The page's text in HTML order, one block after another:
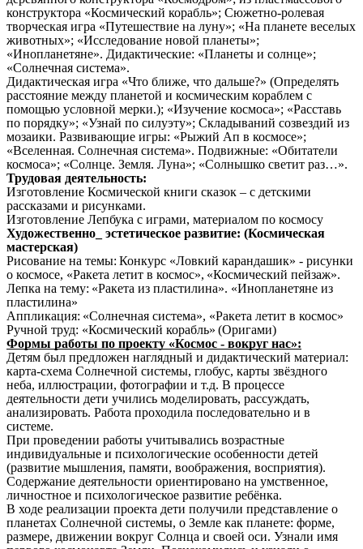
конструктора «Космический корабль»; Сюжетно-ролевая
творческая игра «Путешествие на луну»; «На планете веселых
животных»; «Исследование новой планеты»;
«Инопланетяне». Дидактические: «Планеты и солнце»;
«Солнечная система».
Дидактическая игра «Что ближе, что дальше?» (Определять
расстояние между планетой и космическим кораблем с
помощью условной мерки.); «Изучение космоса»; «Расставь
по порядку»; «Узнай по силуэту»; Складываний созвездий из
мозаики. Развивающие игры: «Рыжий Ап в космосе»;
«Вселенная. Солнечная система». Подвижные: «Обитатели
космоса»; «Солнце. Земля. Луна»; «Солнышко светит раз…».
Трудовая деятельность:
Изготовление Космической книги сказок – с детскими
рассказами и рисунками.
Изготовление Лепбука с играми, материалом по космосу
Художественно_ эстетическое развитие: (Космическая
мастерская)
Рисование на темы: Конкурс «Ловкий карандашик» - рисунки
о космосе, «Ракета летит в космос», «Космический пейзаж».
Лепка на тему: «Ракета из пластилина». «Инопланетяне из
пластилина»
Аппликация: «Солнечная система», «Ракета летит в космос»
Ручной труд: «Космический корабль» (Оригами)
Формы работы по проекту «Космос - вокруг нас»:
Детям был предложен наглядный и дидактический материал:
карта-схема Солнечной системы, глобус, карты звёздного
неба, иллюстрации, фотографии и т.д. В процессе
деятельности дети учились моделировать, рассуждать,
анализировать. Работа проходила последовательно и в
системе.
При проведении работы учитывались возрастные
индивидуальные и психологические особенности детей
(развитие мышления, памяти, воображения, восприятия).
Содержание деятельности ориентировано на умственное,
личностное и психологическое развитие ребёнка.
В ходе реализации проекта дети получили представление о
планетах Солнечной системы, о Земле как планете: форме,
размере, движении вокруг Солнца и своей оси. Узнали имя